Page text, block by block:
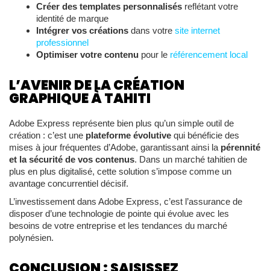
Créer des templates personnalisés reflétant votre
identité de marque
Intégrer vos créations dans votre site internet
professionnel
Optimiser votre contenu pour le référencement local
L’AVENIR DE LA CRÉATION
GRAPHIQUE À TAHITI
Adobe Express représente bien plus qu’un simple outil de
création : c’est une plateforme évolutive qui bénéficie des
mises à jour fréquentes d’Adobe, garantissant ainsi la pérennité
et la sécurité de vos contenus. Dans un marché tahitien de
plus en plus digitalisé, cette solution s’impose comme un
avantage concurrentiel décisif.
L’investissement dans Adobe Express, c’est l’assurance de
disposer d’une technologie de pointe qui évolue avec les
besoins de votre entreprise et les tendances du marché
polynésien.